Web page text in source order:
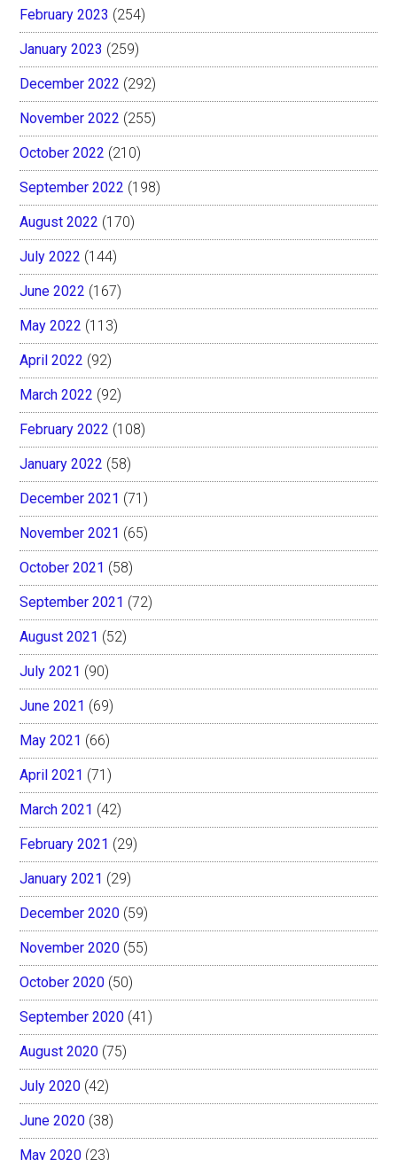
February 2023 (254)
January 2023 (259)
December 2022 (292)
November 2022 (255)
October 2022 (210)
September 2022 (198)
August 2022 (170)
July 2022 (144)
June 2022 (167)
May 2022 (113)
April 2022 (92)
March 2022 (92)
February 2022 (108)
January 2022 (58)
December 2021 (71)
November 2021 (65)
October 2021 (58)
September 2021 (72)
August 2021 (52)
July 2021 (90)
June 2021 (69)
May 2021 (66)
April 2021 (71)
March 2021 (42)
February 2021 (29)
January 2021 (29)
December 2020 (59)
November 2020 (55)
October 2020 (50)
September 2020 (41)
August 2020 (75)
July 2020 (42)
June 2020 (38)
May 2020 (23)